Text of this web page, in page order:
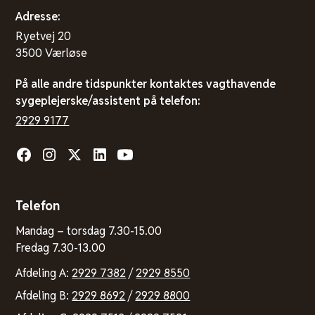
Adresse:
Ryetvej 20
3500 Værløse
På alle andre tidspunkter kontaktes vagthavende
sygeplejerske/assistent på telefon:
2929 9177
Telefon
Mandag – torsdag 7.30-15.00
Fredag 7.30-13.00
Afdeling A:2929 7382 /2929 8550
Afdeling B:2929 8692 /2929 8800